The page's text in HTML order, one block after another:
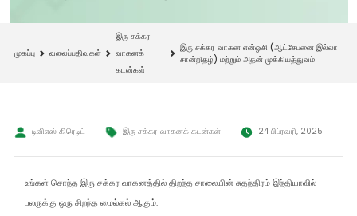
முகப்பு வலைப்பதிவுகள்
இரு சக்கர
வாகனக்
கடன்கள்
இரு சக்கர வாகன என்ஓசி (ஆட்சேபனை இல்லா
சான்றிதழ்) மற்றும் அதன் முக்கியத்துவம்
டிவிஎஸ் கிரெடிட் இரு சக்கர வாகனக் கடன்கள் 24 பிப்ரவரி, 2025
உங்கள் சொந்த இரு சக்கர வாகனத்தில் திறந்த சாலையின் சுதந்திரம் இந்தியாவில்
பலருக்கு ஒரு சிறந்த மைல்கல் ஆகும்.